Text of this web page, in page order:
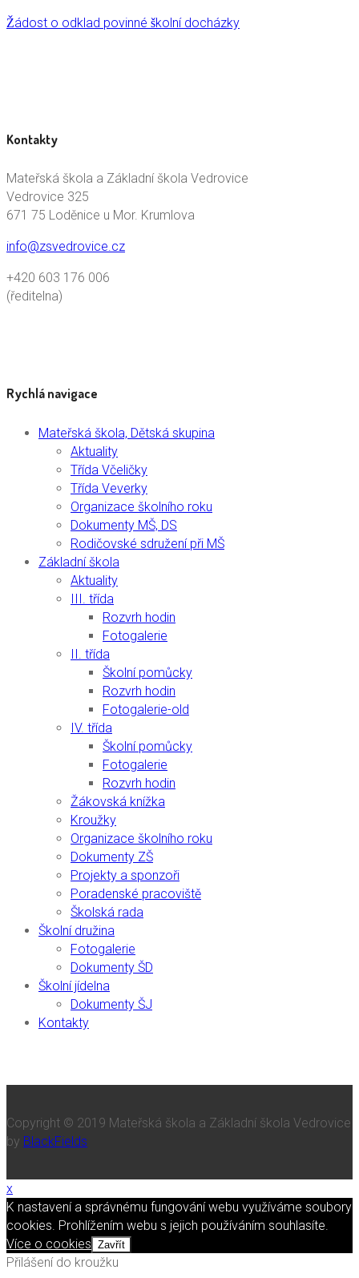
Žádost o odklad povinné školní docházky
Kontakty
Mateřská škola a Základní škola Vedrovice
Vedrovice 325
671 75 Loděnice u Mor. Krumlova
info@zsvedrovice.cz
+420 603 176 006
(ředitelna)
Rychlá navigace
Mateřská škola, Dětská skupina
Aktuality
Třída Včeličky
Třída Veverky
Organizace školního roku
Dokumenty MŠ, DS
Rodičovské sdružení při MŠ
Základní škola
Aktuality
III. třída
Rozvrh hodin
Fotogalerie
II. třída
Školní pomůcky
Rozvrh hodin
Fotogalerie-old
IV. třída
Školní pomůcky
Fotogalerie
Rozvrh hodin
Žákovská knížka
Kroužky
Organizace školního roku
Dokumenty ZŠ
Projekty a sponzoři
Poradenské pracoviště
Školská rada
Školní družina
Fotogalerie
Dokumenty ŠD
Školní jídelna
Dokumenty ŠJ
Kontakty
Copyright © 2019 Mateřská škola a Základní škola Vedrovice
by BlackFields
x
K nastavení a správnému fungování webu využíváme soubory
cookies. Prohlížením webu s jejich používáním souhlasíte.
Více o cookies Zavřít
Přilášení do kroužku